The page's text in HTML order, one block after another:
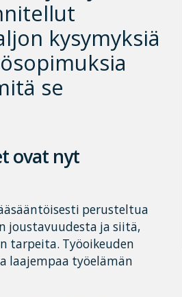
kysymyksiä
se
ovat nyt
perusteltua
joustavuudesta ja siitä,
tarpeita. Työoikeuden
laajempaa työelämän